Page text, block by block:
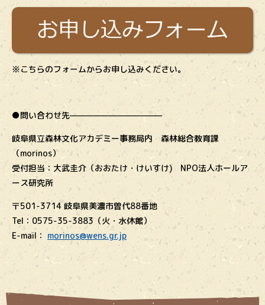
※こちらのフォームからお申し込みください。
●問い合わせ先————————————
岐阜県立森林文化アカデミー事務局内 森林総合教育課
（morinos）
受付担当：大武圭介（おおたけ・けいすけ) NPO法人ホールア
ース研究所
〒501-3714 岐阜県美濃市曽代88番地
Tel：0575-35-3883（火・水休館）
E-mail： morinos@wens.gr.jp